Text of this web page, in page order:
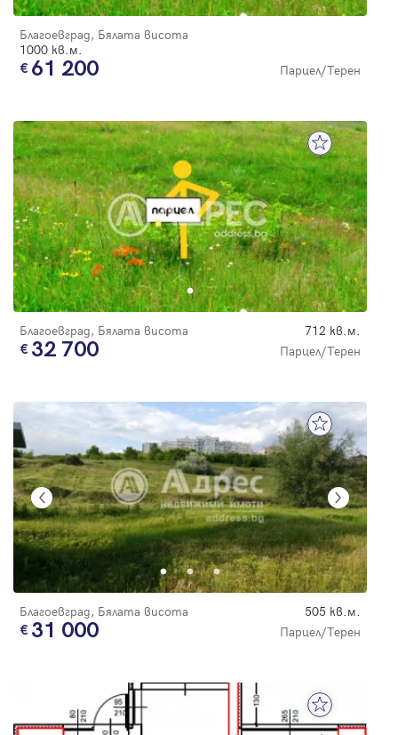
Благоевград, Бялата висота
1000 кв.м.
61 200 Парцел/Терен
Благоевград, Бялата висота 712 кв.м.
32 700 Парцел/Терен
Благоевград, Бялата висота 505 кв.м.
31 000 Парцел/Терен